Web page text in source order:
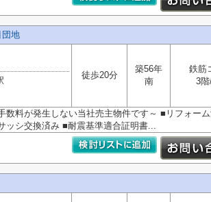
団地
徒歩20分
築56年
南
鉄筋
3階
料が発生しない当社売主物件です～ ■リフォー
ッシ交換済み ■耐震基準適合証明書...